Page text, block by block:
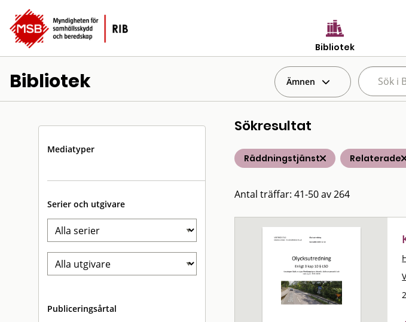
Bibliotek
Bibliotek Ämnen
Mediatyper
Serier och utgivare
Publiceringsårtal
Sökresultat
Räddningstjänst Relaterade
Antal träffar: 41-50 av 264